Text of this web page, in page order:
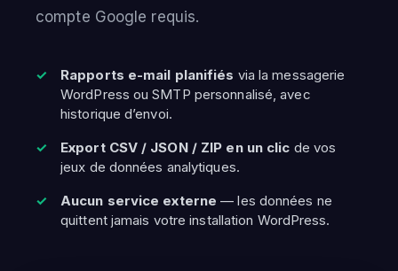
compte Google requis.
Rapports e-mail planifiés via la messagerie
WordPress ou SMTP personnalisé, avec
historique d’envoi.
Export CSV / JSON / ZIP en un clic de vos
jeux de données analytiques.
Aucun service externe — les données ne
quittent jamais votre installation WordPress.